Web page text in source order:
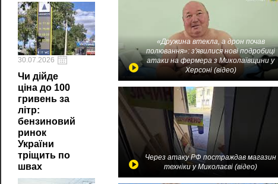
30.07.2026
Чи дійде
ціна до 100
гривень за
літр:
бензиновий
ринок
України
тріщить по
швах
«Дружина втекла, а дрон почав
полювання»: з'явилися нові подробиці
атаки на фермера з Миколаївщини у
Херсоні (відео)
Через атаку РФ постраждав магазин
техніки у Миколаєві (відео)